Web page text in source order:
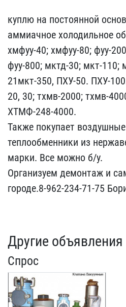
куплю на постоянной
аммиачное​ холодильное
хмфуу-40; хмфу​у-80; фуу-
фуу-800; мктд-3​0; мкт-110;
21мкт-350, ПХУ-50.​ ПХУ-
20, 30; тхмв-2000; ​тхмв-
ХТМФ-248-4000.
Также ​покупает
теплообменники ​из
марки. Все можно б/у.​
Организуем демонтаж и
городе​.8-962-234-71-75
Другие объявления
Спрос